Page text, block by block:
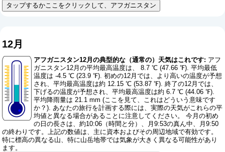
タップするかここをクリックして、アフガニスタン
12月
アフガニスタン12月の典型的な（通常の）天気はこれです: アフ
ガニスタン12月の平均最高温度は、 8.7 ℃ (47.66 ℉). 平均最低
温度は -4.5 ℃ (23.9 ℉). 初めの12月では、より高いの温度が予想
され、平均最高温度は約 12.15 ℃ (53.87 ℉). 終了の12月では、
下げるの温度が予想され、平均最高温度は約 6.7 ℃ (44.06 ℉).
平均降雨量は 21.1 mm ( ここを見て、これはどういう意味です
か？). あなたの旅行を計画する際には、実際の天気がこれらの平
均値と異なる場合があることに注意してください。 今月の初め
の日の長さは、約10:06（時間と分）、月9:53の真ん中、月9:50
の終わりです。上記の数値は、主に資本およびその周辺地域で有効です。
特に標高の異なる山、特に山岳地帯では気象が大きく異なる可能性があり
ます。